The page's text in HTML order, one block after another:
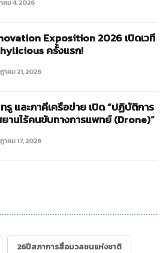
คม 4, 2026
Exposition 2026 เปิดเวที
ครั้งแรก!
าคม 21, 2026
รู และภาคีเครือข่าย เปิด “ปฏิบัติการ
านไร้คนขับทางการแพทย์ (Drone)”
าคม 17, 2026
26ปีสภาการสื่อมวลชนแห่งชาติ